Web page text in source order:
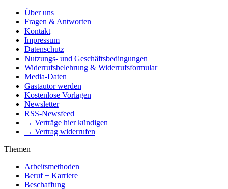
Über uns
Fragen & Antworten
Kontakt
Impressum
Datenschutz
Nutzungs- und Geschäftsbedingungen
Widerrufsbelehrung & Widerrufsformular
Media-Daten
Gastautor werden
Kostenlose Vorlagen
Newsletter
RSS-Newsfeed
→ Verträge hier kündigen
→ Vertrag widerrufen
Themen
Arbeitsmethoden
Beruf + Karriere
Beschaffung